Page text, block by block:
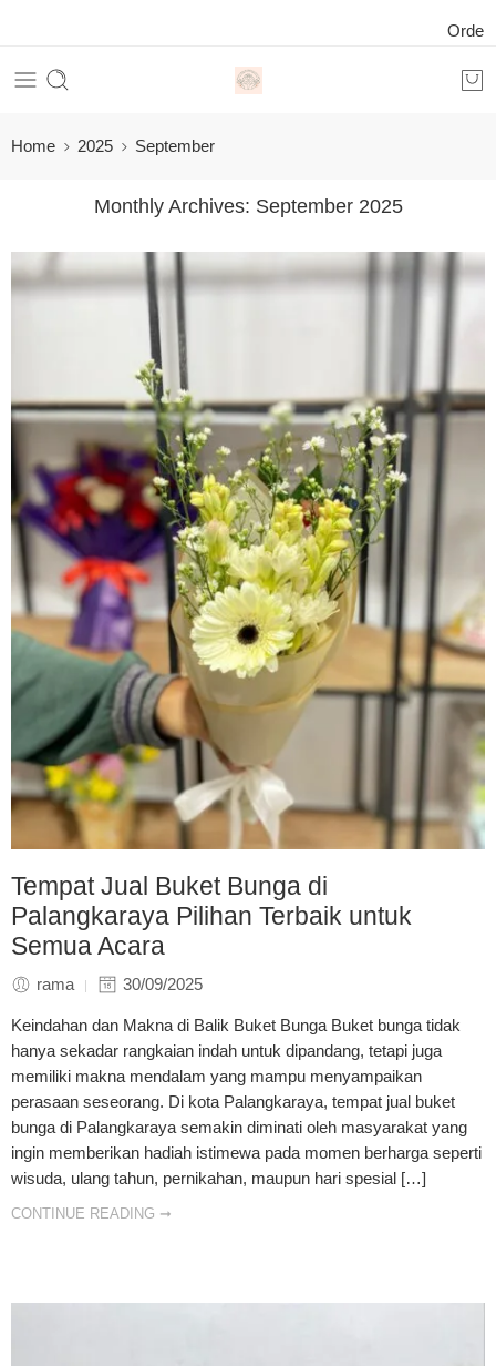
Order 24 Jam Online
Home 2025 September
Monthly Archives: September 2025
Tempat Jual Buket Bunga di
Palangkaraya Pilihan Terbaik untuk
Semua Acara
rama 30/09/2025
Keindahan dan Makna di Balik Buket Bunga Buket bunga tidak
hanya sekadar rangkaian indah untuk dipandang, tetapi juga
memiliki makna mendalam yang mampu menyampaikan
perasaan seseorang. Di kota Palangkaraya, tempat jual buket
bunga di Palangkaraya semakin diminati oleh masyarakat yang
ingin memberikan hadiah istimewa pada momen berharga seperti
wisuda, ulang tahun, pernikahan, maupun hari spesial […]
CONTINUE READING ➞